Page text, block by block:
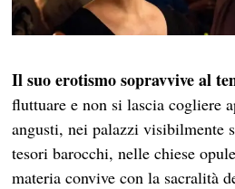
Il suo erotismo sopravvive al
fluttuare e non si lascia cogliere
angusti, nei palazzi visibilmente
tesori barocchi, nelle chiese
materia convive con la sacralità